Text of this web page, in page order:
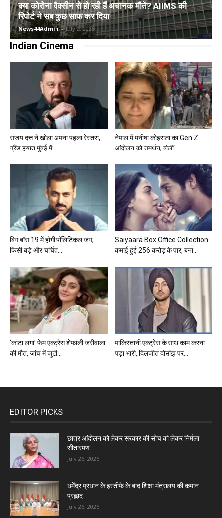
क्या कोरोना वैक्सीन से हो रही हैं अचानक मौतें? AIIMS की
रिपोर्ट ने सब कुछ साफ कर दिया
News44Admin - July 2, 2025
Indian Cinema
संजय दत्त ने खोला अपना पहला रेस्तरां,
ग्रैंड हयात मुंबई में...
नेपाल में मनीषा कोइराला का Gen Z
आंदोलन को समर्थन, बोलीं...
बिग बॉस 19 में होगी पॉलिटिकल जंग,
किसी बड़े और चर्चित...
Saiyaara Box Office Collection:
कमाई हुई 256 करोड़ के पार, बना...
‘कांटा लगा’ फेम एक्ट्रेस शेफाली जरीवाला
की मौत, जांच में जुटी...
पाकिस्तानी एक्ट्रेस के साथ काम करना
पड़ा भारी, दिलजीत दोसांझ पर...
EDITOR PICKS
छात्र आंदोलन को लेकर सरकार की सोच को लेकर निर्मला
सीतारमण...
July 26, 2026
धर्मेंद्र प्रधान के इस्तीफे के बाद शिक्षा मंत्रालय की कमान
प्रह्लाद...
July 26, 2026